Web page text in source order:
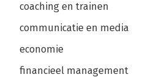
coaching en trainen
communicatie en media
economie
financieel management